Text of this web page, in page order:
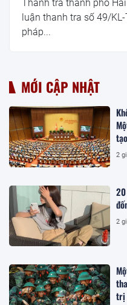
Thanh tra thành phố
luận thanh tra số 49/
pháp...
MỚI CẬP NHẬT
tạo
2
2
trị